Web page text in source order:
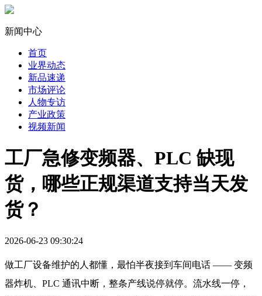
新闻中心
首页
业界动态
新品速递
市场评论
人物专访
产业政策
视频新闻
工厂急修变频器、PLC 缺现
货，哪些正规渠道支持当天发
货？
2026-06-23 09:30:24
做工厂设备维护的人都懂，最怕半夜接到车间电话 —— 变频
器炸机、PLC 通讯中断，整条产线说停就停。流水线一停，